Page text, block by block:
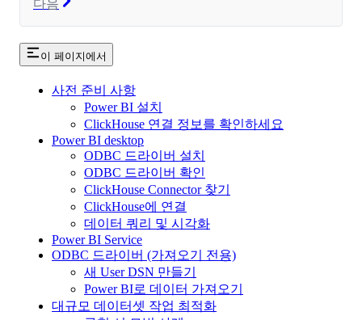
다음
이 페이지에서
사전 준비 사항
Power BI 설치
ClickHouse 연결 정보를 확인하세요
Power BI desktop
ODBC 드라이버 설치
ODBC 드라이버 확인
ClickHouse Connector 찾기
ClickHouse에 연결
데이터 쿼리 및 시각화
Power BI Service
ODBC 드라이버 (가져오기 전용)
새 User DSN 만들기
Power BI로 데이터 가져오기
대규모 데이터셋 작업 최적화